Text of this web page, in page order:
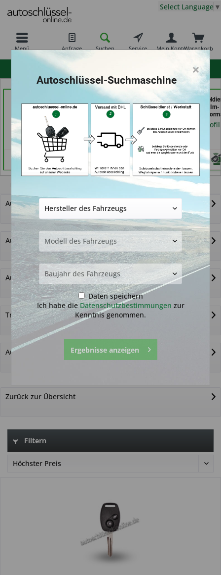
Menü Anfrage Suchen Service Warenkorb
Mein Konto
Select Language ▼
Meister Grüner (in
München)
Händlerprofil
Carkeys Augsburg &
ECU Service (in
Friedberg)
Schuh-
BEKASCHO; Im-
Kaufland (in
Händlerprofil
Autoschlüssel mit Funk
Autoschlüssel ohne Funk
Autoschlüsselgehäuse und Zubehör
Transponder
Autoschlüssel nicht gefunden?
Zurück zur Übersicht
Filtern
×
Autoschlüssel-Suchmaschine
Daten speichern
Ich habe dieDatenschutzbestimmungen zur
Kenntnis genommen.
Ergebnisse anzeigen